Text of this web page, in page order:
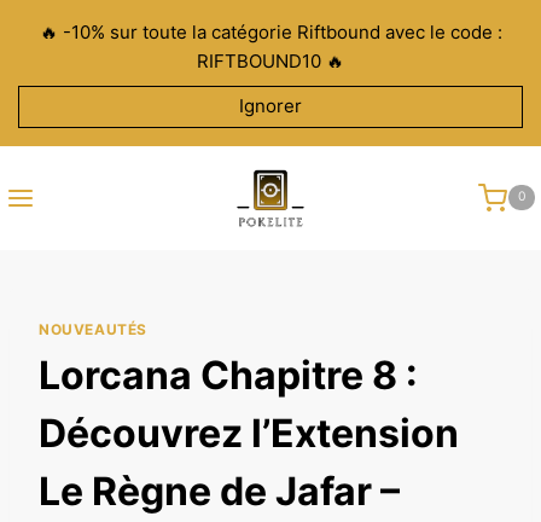
contenu
🔥 -10% sur toute la catégorie Riftbound avec le code :
RIFTBOUND10 🔥
Ignorer
0
NOUVEAUTÉS
Lorcana Chapitre 8 :
Découvrez l’Extension
Le Règne de Jafar –